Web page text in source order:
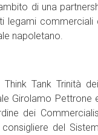
di una
legami
napoletano.
Tank Trinità
Girolamo
dei
del